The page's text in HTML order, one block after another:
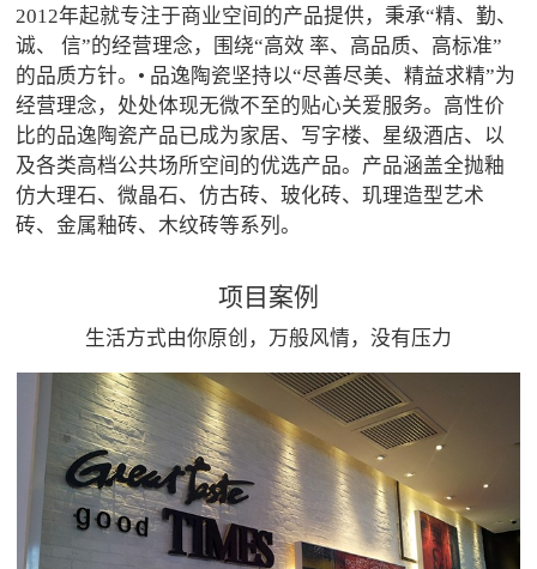
2012年起就专注于商业空间的产品提供，秉承“精、勤、
诚、 信”的经营理念，围绕“高效 率、高品质、高标准”
的品质方针。• 品逸陶瓷坚持以“尽善尽美、精益求精”为
经营理念，处处体现无微不至的贴心关爱服务。高性价
比的品逸陶瓷产品已成为家居、写字楼、星级酒店、以
及各类高档公共场所空间的优选产品。产品涵盖全抛釉
仿大理石、微晶石、仿古砖、玻化砖、玑理造型艺术
砖、金属釉砖、木纹砖等系列。
项目案例
生活方式由你原创，万般风情，没有压力